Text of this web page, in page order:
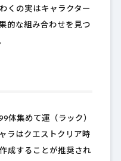
わくの実はキャラクター
的な組み合わせを見つ
体集めて運（ラック）
ラはクエストクリア時
成することが推奨され